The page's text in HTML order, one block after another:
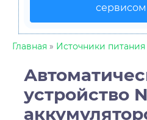
сервисом
Главная » Источники питания
устройство